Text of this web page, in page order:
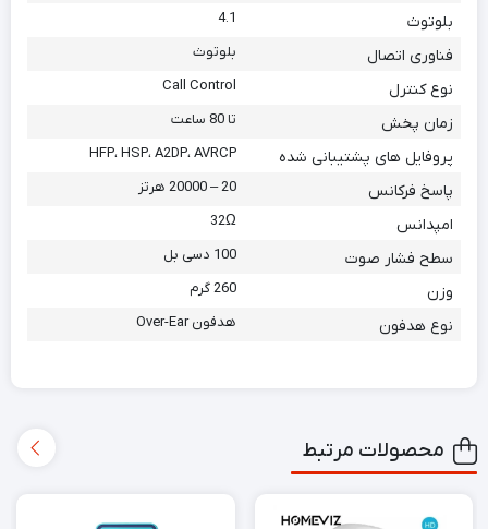
بلوتوث 4.1
فناوری اتصال بلوتوث
نوع کنترل ‎Call Control
زمان پخش تا 80 ساعت
پروفایل های پشتیبانی شده HFP، HSP، A2DP، AVRCP
پاسخ فرکانس 20 – 20000 هرتز
امپدانس 32Ω
سطح فشار صوت 100 دسی بل
وزن 260 گرم
نوع هدفون هدفون Over-Ear
محصولات مرتبط